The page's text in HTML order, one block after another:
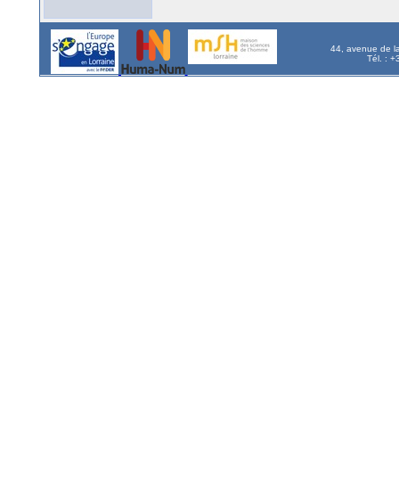
44, avenue de
Tél. :